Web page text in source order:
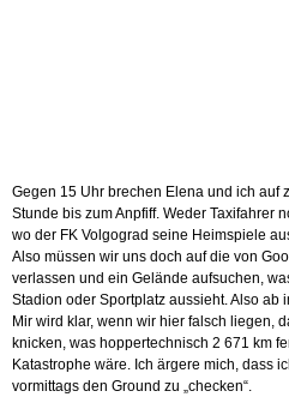
Gegen 15 Uhr brechen Elena und ich auf
Stunde bis zum Anpfiff. Weder Taxifahrer
wo der FK Volgograd seine Heimspiele
Also müssen wir uns doch auf die von
verlassen und ein Gelände aufsuchen,
Stadion oder Sportplatz aussieht. Also
Mir wird klar, wenn wir hier falsch liegen,
knicken, was hoppertechnisch 2 671 km
Katastrophe wäre. Ich ärgere mich, dass
vormittags den Ground zu „checken“.